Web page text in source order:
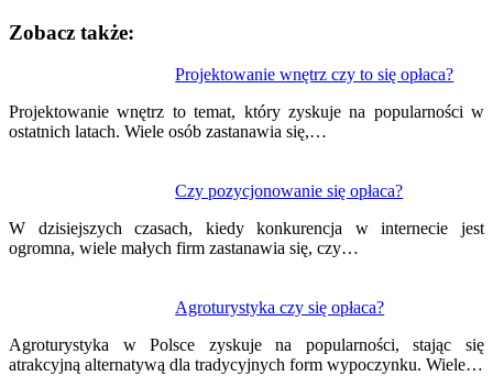
Zobacz także:
Projektowanie wnętrz czy to się opłaca?
Projektowanie wnętrz to temat, który zyskuje na popularności w
ostatnich latach. Wiele osób zastanawia się,…
Czy pozycjonowanie się opłaca?
W dzisiejszych czasach, kiedy konkurencja w internecie jest
ogromna, wiele małych firm zastanawia się, czy…
Agroturystyka czy się opłaca?
Agroturystyka w Polsce zyskuje na popularności, stając się
atrakcyjną alternatywą dla tradycyjnych form wypoczynku. Wiele…
wpisu